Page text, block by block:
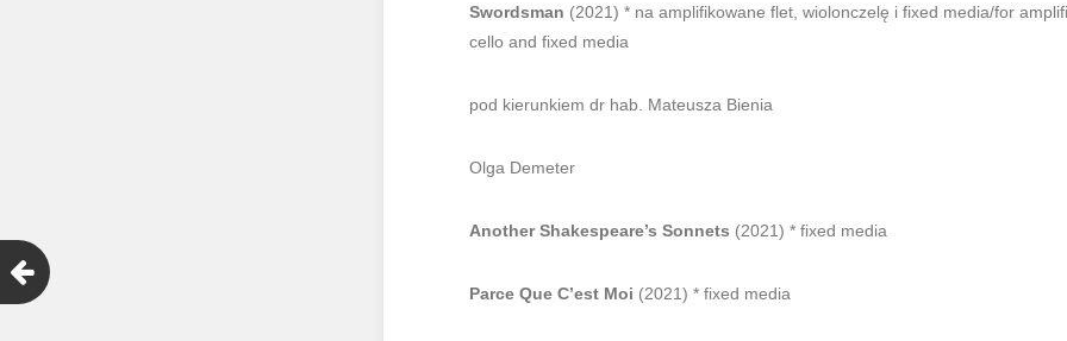
Swordsman (2021) * na amplifikowane flet, wiolonczelę i fixed media/for
cello and fixed media
pod kierunkiem dr hab. Mateusza Bienia
Olga Demeter
Another Shakespeare’s Sonnets (2021) * fixed media
Parce Que C’est Moi (2021) * fixed media